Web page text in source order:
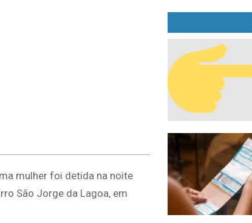
mulher foi detida na noite
São Jorge da Lagoa, em